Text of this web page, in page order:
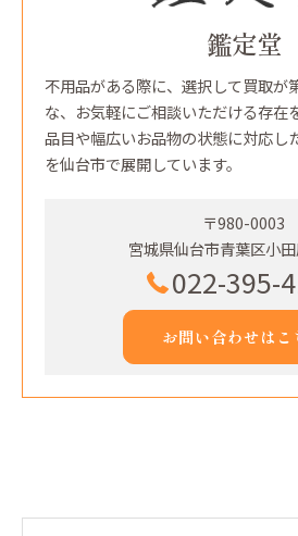
鑑定堂
不用品がある際に、選択して買取が
な、お気軽にご相談いただける存在
品目や幅広いお品物の状態に対応し
を仙台市で展開しています。
〒980-0003
宮城県仙台市青葉区小
022-395-
お問い合わせはこ